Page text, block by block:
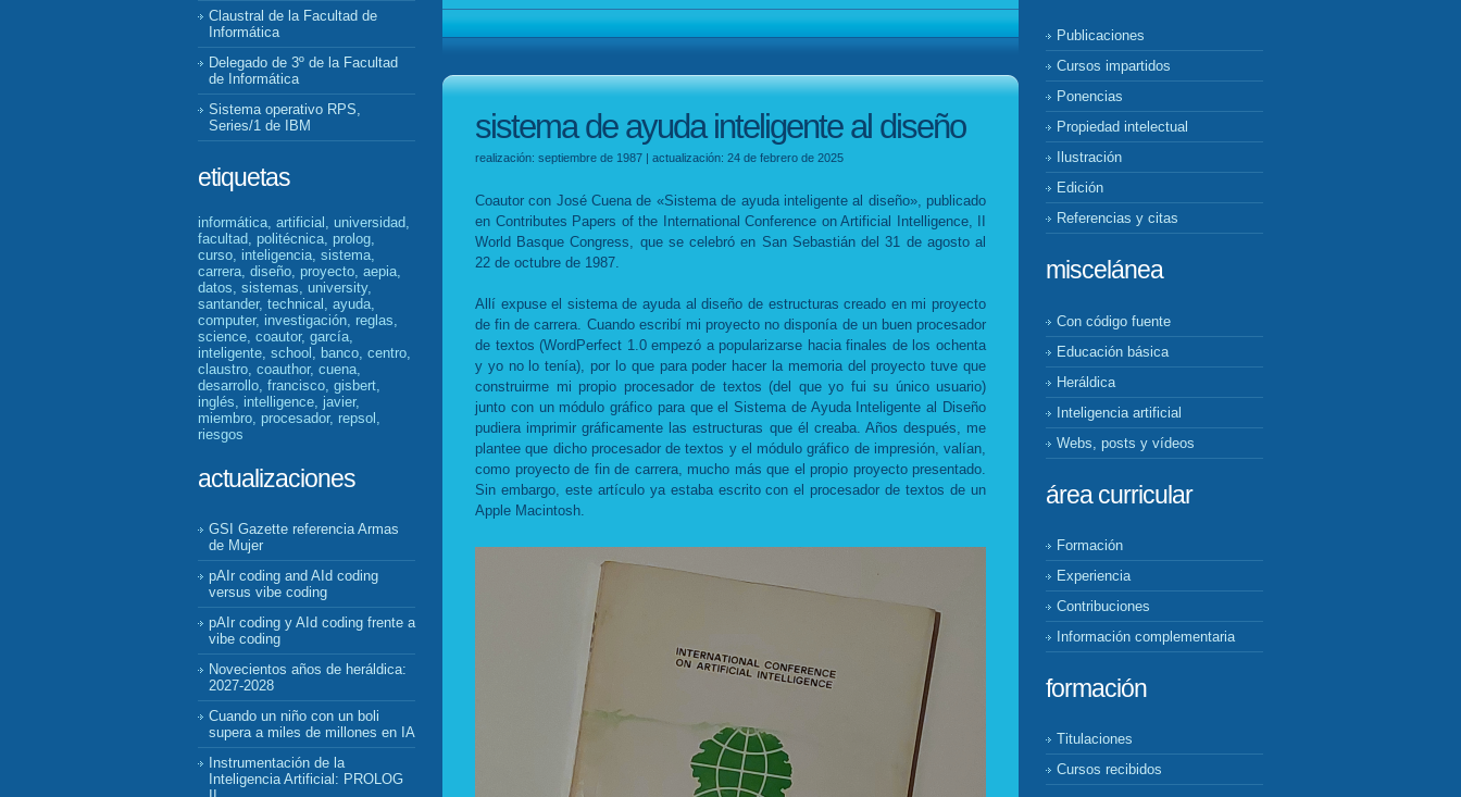
Claustral de la Facultad de
Informática
Delegado de 3º de la Facultad
de Informática
Sistema operativo RPS,
Series/1 de IBM
etiquetas
informática, artificial, universidad,
facultad, politécnica, prolog,
curso, inteligencia, sistema,
carrera, diseño, proyecto, aepia,
datos, sistemas, university,
santander, technical, ayuda,
computer, investigación, reglas,
science, coautor, garcía,
inteligente, school, banco, centro,
claustro, coauthor, cuena,
desarrollo, francisco, gisbert,
inglés, intelligence, javier,
miembro, procesador, repsol,
riesgos
actualizaciones
GSI Gazette referencia Armas
de Mujer
pAIr coding and AId coding
versus vibe coding
pAIr coding y AId coding frente a
vibe coding
Novecientos años de heráldica:
2027-2028
Cuando un niño con un boli
supera a miles de millones en IA
Instrumentación de la
Inteligencia Artificial: PROLOG
sistema de ayuda inteligente al diseño
realización: septiembre de 1987 | actualización: 24 de febrero de 2025
Coautor con José Cuena de «Sistema de ayuda inteligente al diseño», publicado
en Contributes Papers of the International Conference on Artificial Intelligence, II
World Basque Congress, que se celebró en San Sebastián del 31 de agosto al
22 de octubre de 1987.
Allí expuse el sistema de ayuda al diseño de estructuras creado en mi proyecto
de fin de carrera. Cuando escribí mi proyecto no disponía de un buen procesador
de textos (WordPerfect 1.0 empezó a popularizarse hacia finales de los ochenta
y yo no lo tenía), por lo que para poder hacer la memoria del proyecto tuve que
construirme mi propio procesador de textos (del que yo fui su único usuario)
junto con un módulo gráfico para que el Sistema de Ayuda Inteligente al Diseño
pudiera imprimir gráficamente las estructuras que él creaba. Años después, me
plantee que dicho procesador de textos y el módulo gráfico de impresión, valían,
como proyecto de fin de carrera, mucho más que el propio proyecto presentado.
Sin embargo, este artículo ya estaba escrito con el procesador de textos de un
Apple Macintosh.
Publicaciones
Cursos impartidos
Ponencias
Propiedad intelectual
Ilustración
Edición
Referencias y citas
miscelánea
Con código fuente
Educación básica
Heráldica
Inteligencia artificial
Webs, posts y vídeos
área curricular
Formación
Experiencia
Contribuciones
Información complementaria
formación
Titulaciones
Cursos recibidos